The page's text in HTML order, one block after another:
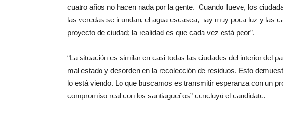
cuatro años no hacen nada por la gente. Cuando llueve, los
las veredas se inundan, el agua escasea, hay muy poca luz y las
proyecto de ciudad; la realidad es que cada vez está peor”.
“La situación es similar en casi todas las ciudades del interior del
mal estado y desorden en la recolección de residuos. Esto
lo está viendo. Lo que buscamos es transmitir esperanza con un
compromiso real con los santiagueños” concluyó el candidato.